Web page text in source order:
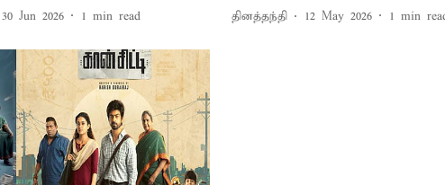
30 Jun 2026 1 min read தினத்தந்தி 12 May 2026 1 min